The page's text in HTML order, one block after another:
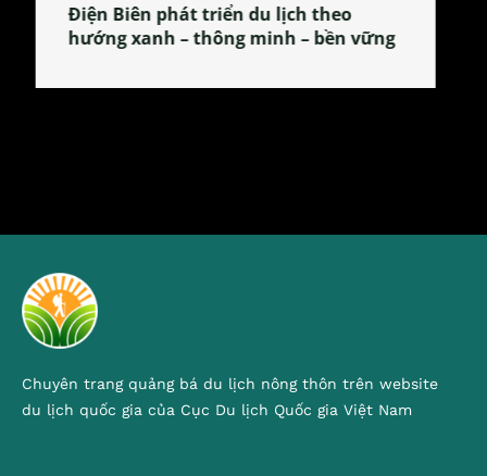
Làng làm bánh tẻ Phú Nhi – nơi lan
tỏa đặc sản xứ Đoài
Chuyên trang quảng bá du lịch nông thôn trên website
du lịch quốc gia của Cục Du lịch Quốc gia Việt Nam